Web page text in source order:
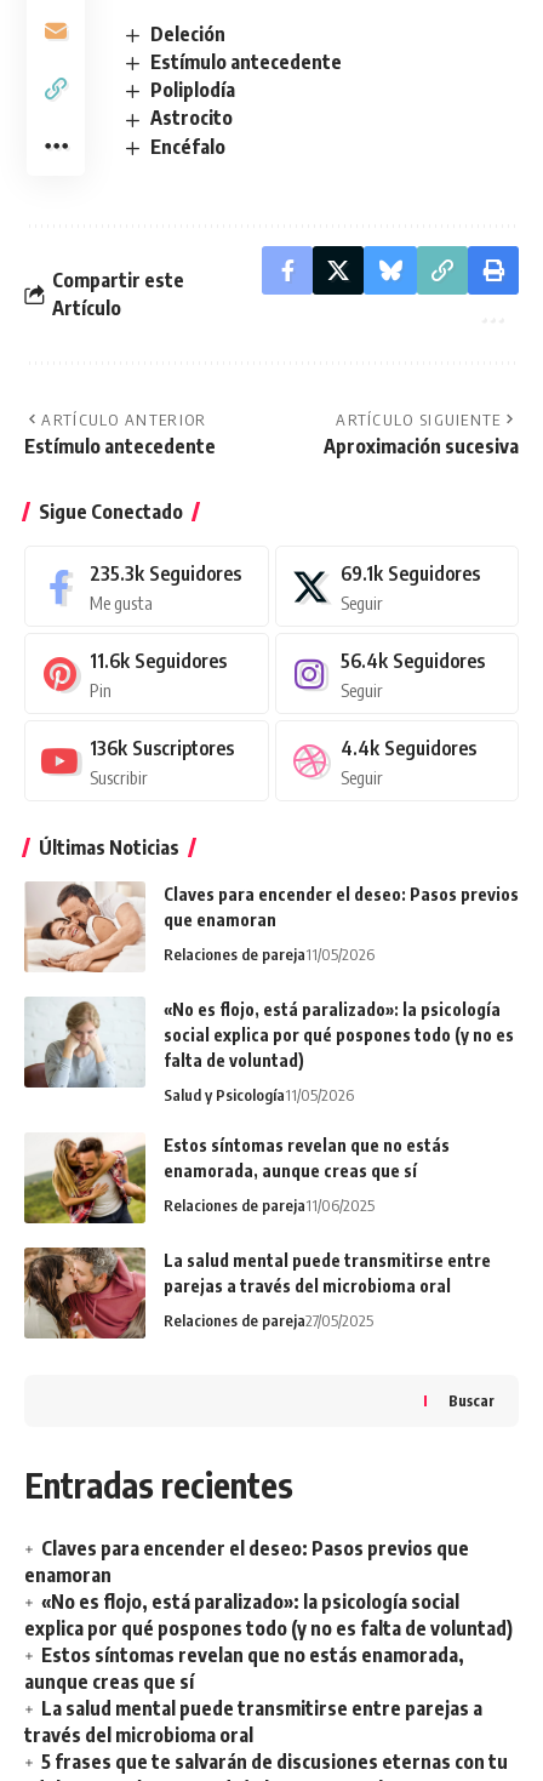
Deleción
Estímulo antecedente
Poliplodía
Astrocito
Encéfalo
Compartir este
Artículo
ARTÍCULO ANTERIOR
Estímulo antecedente
ARTÍCULO SIGUIENTE
Aproximación sucesiva
Sigue Conectado
235.3k Seguidores
Me gusta
69.1k Seguidores
Seguir
11.6k Seguidores
Pin
56.4k Seguidores
Seguir
136k Suscriptores
Suscribir
4.4k Seguidores
Seguir
Últimas Noticias
Claves para encender el deseo: Pasos previos
que enamoran
Relaciones de pareja11/05/2026
«No es flojo, está paralizado»: la psicología
social explica por qué pospones todo (y no es
falta de voluntad)
Salud y Psicología11/05/2026
Estos síntomas revelan que no estás
enamorada, aunque creas que sí
Relaciones de pareja11/06/2025
La salud mental puede transmitirse entre
parejas a través del microbioma oral
Relaciones de pareja27/05/2025
Buscar
Entradas recientes
Claves para encender el deseo: Pasos previos que
enamoran
«No es flojo, está paralizado»: la psicología social
explica por qué pospones todo (y no es falta de voluntad)
Estos síntomas revelan que no estás enamorada,
aunque creas que sí
La salud mental puede transmitirse entre parejas a
través del microbioma oral
5 frases que te salvarán de discusiones eternas con tu